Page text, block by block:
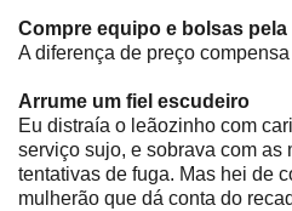
Compre equipo e bolsas
A diferença de preço compensa
Arrume um fiel escudeiro
Eu distraía o leãozinho com
serviço sujo, e sobrava com as
tentativas de fuga. Mas hei de
mulherão que dá conta do